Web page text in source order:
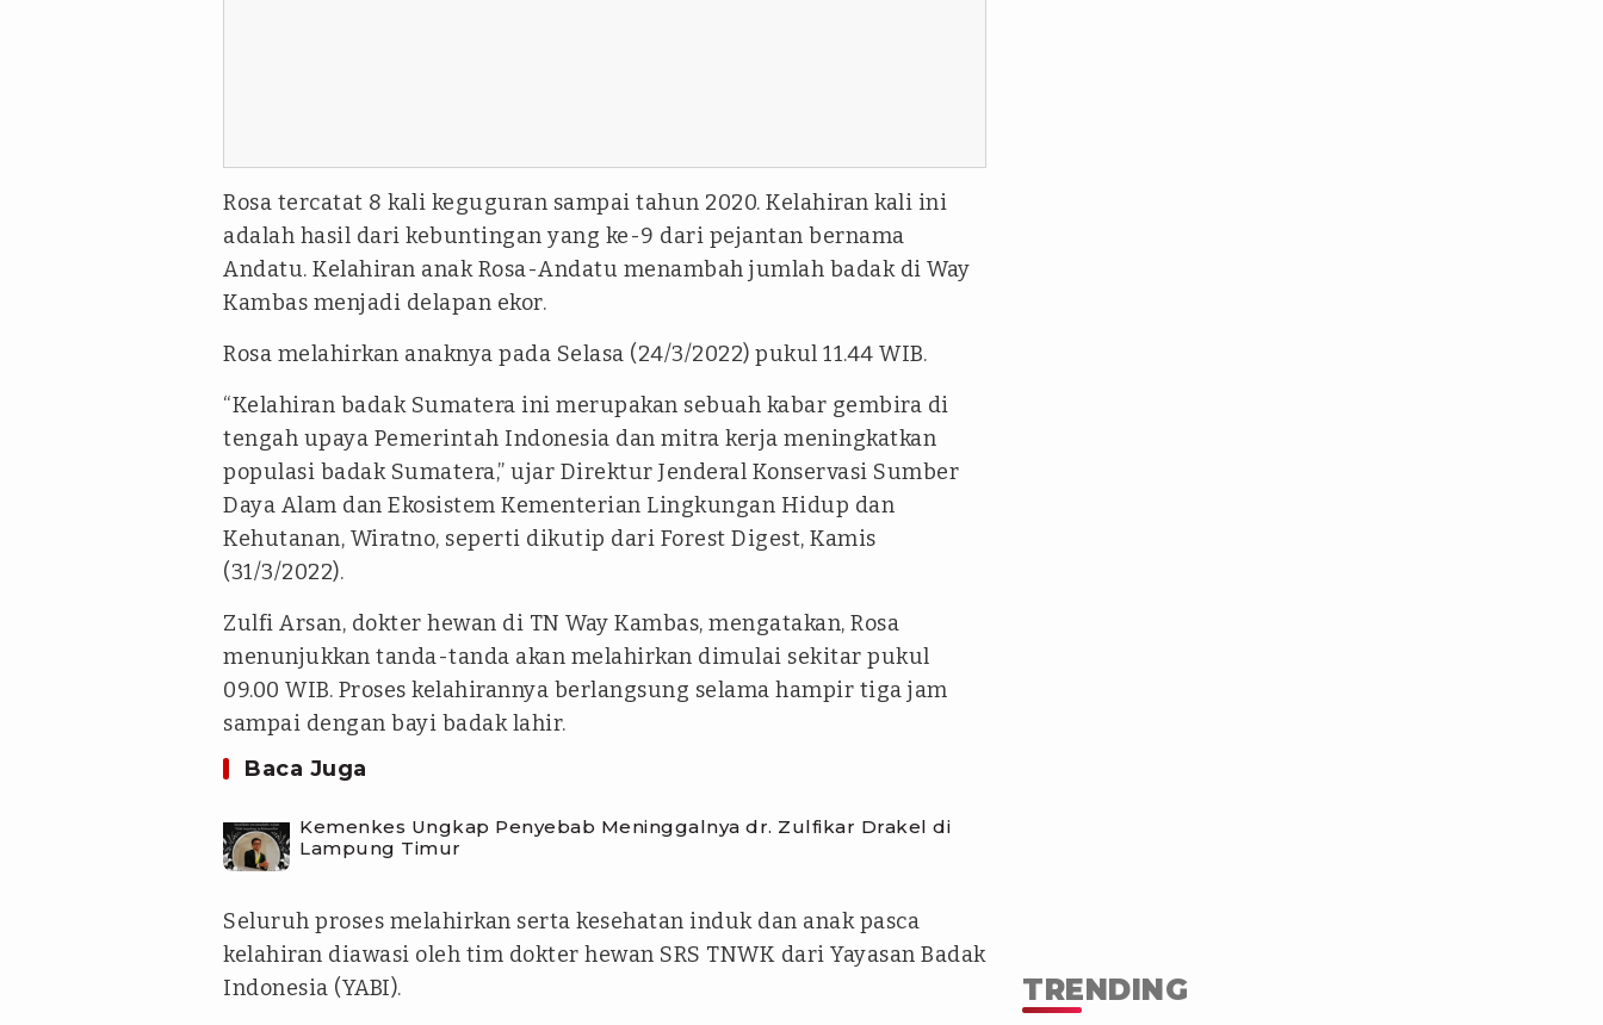
Rosa tercatat 8 kali keguguran sampai tahun 2020. Kelahiran kali ini
adalah hasil dari kebuntingan yang ke-9 dari pejantan bernama
Andatu. Kelahiran anak Rosa-Andatu menambah jumlah badak di Way
Kambas menjadi delapan ekor.
Rosa melahirkan anaknya pada Selasa (24/3/2022) pukul 11.44 WIB.
“Kelahiran badak Sumatera ini merupakan sebuah kabar gembira di
tengah upaya Pemerintah Indonesia dan mitra kerja meningkatkan
populasi badak Sumatera,” ujar Direktur Jenderal Konservasi Sumber
Daya Alam dan Ekosistem Kementerian Lingkungan Hidup dan
Kehutanan, Wiratno, seperti dikutip dari Forest Digest, Kamis
(31/3/2022).
Zulfi Arsan, dokter hewan di TN Way Kambas, mengatakan, Rosa
menunjukkan tanda-tanda akan melahirkan dimulai sekitar pukul
09.00 WIB. Proses kelahirannya berlangsung selama hampir tiga jam
sampai dengan bayi badak lahir.
Baca Juga
Kemenkes Ungkap Penyebab Meninggalnya dr. Zulfikar Drakel di
Lampung Timur
Seluruh proses melahirkan serta kesehatan induk dan anak pasca
kelahiran diawasi oleh tim dokter hewan SRS TNWK dari Yayasan Badak
Indonesia (YABI).
TRENDING